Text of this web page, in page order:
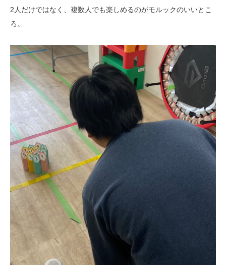
2人だけではなく、複数人でも楽しめるのがモルックのいいとこ
ろ。